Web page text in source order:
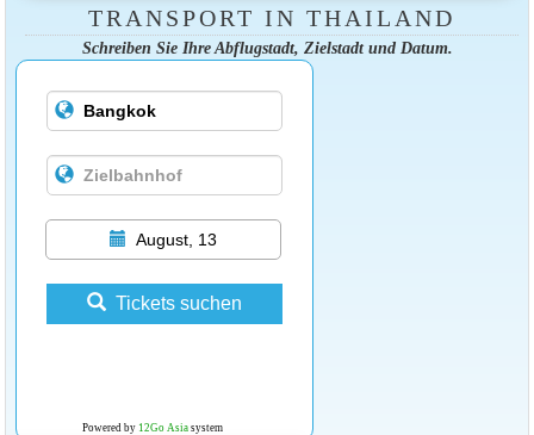
TRANSPORT IN THAILAND
Schreiben Sie Ihre Abflugstadt, Zielstadt und Datum.
August, 13
Tickets suchen
Powered by 12Go Asiasystem